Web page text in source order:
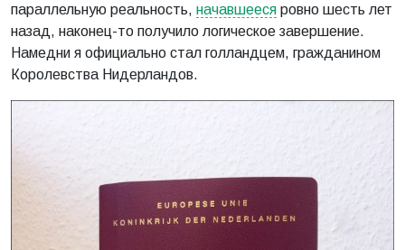
параллельную реальность, начавшееся ровно шесть лет
назад, наконец-то получило логическое завершение.
Намедни я официально стал голландцем, гражданином
Королевства Нидерландов.